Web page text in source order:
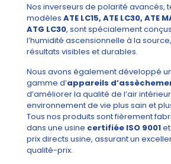
Nos inverseurs de polarité avancés,
modèles ATE LC15, ATE LC30, ATE
ATG LC30, sont spécialement
l’humidité ascensionnelle à la
résultats visibles et durables.
Nous avons également développé
gamme d’appareils
d’améliorer la qualité de l’air
environnement de vie plus sain et
Tous nos produits sont fièrement
dans une usine certifiée ISO 9001
prix directs usine, assurant un
qualité-prix.